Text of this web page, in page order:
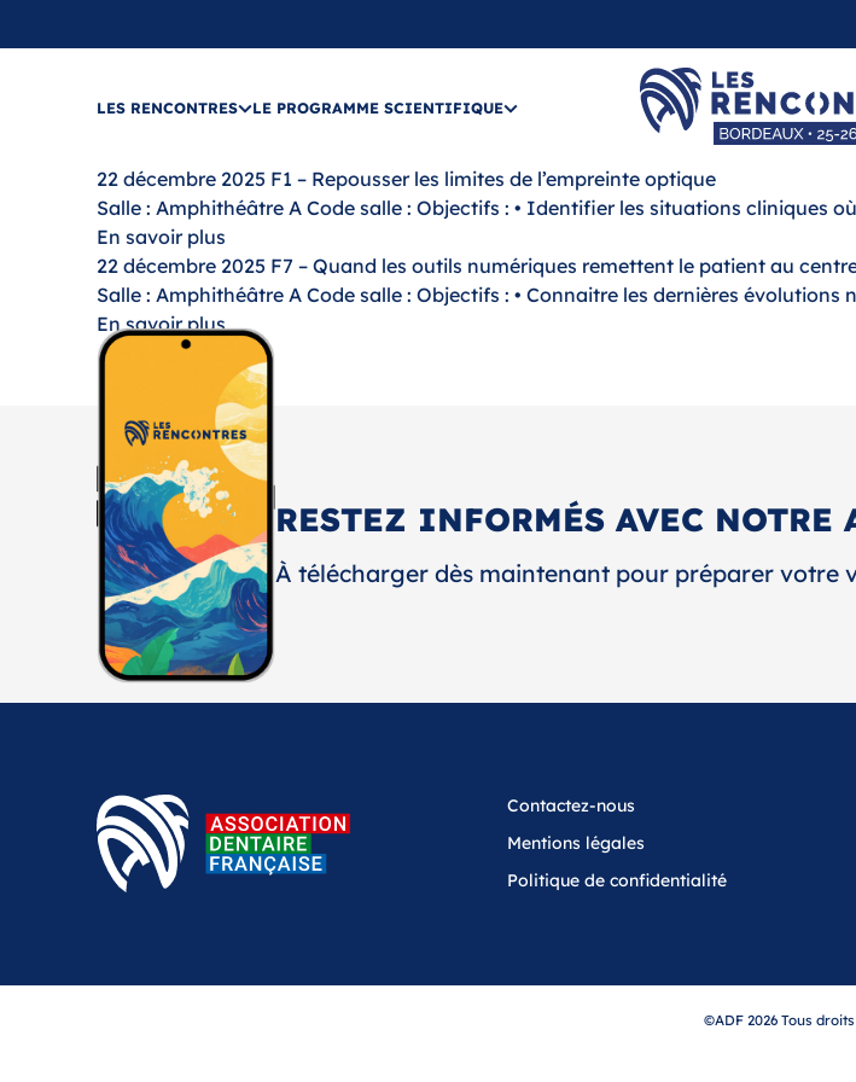
LES RENCONTRES LE PROGRAMME SCIENTIFIQUE
22 décembre 2025 F1 – Repousser les limites de l’empreinte optique
Salle : Amphithéâtre A Code salle : Objectifs : • Identifier les situations cliniques
En savoir plus
22 décembre 2025 F7 – Quand les outils numériques remettent le patient au
Salle : Amphithéâtre A Code salle : Objectifs : • Connaitre les dernières
En savoir plus
RESTEZ INFORMÉS AVEC
À télécharger dès maintenant pour préparer votre
Contactez-nous
Mentions légales
Politique de confidentialité
©ADF 2026 Tous